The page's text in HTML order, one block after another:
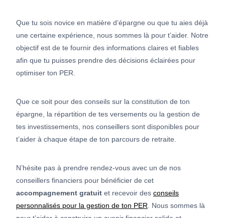
Que tu sois novice en matière d’épargne ou que tu aies déjà
une certaine expérience, nous sommes là pour t’aider. Notre
objectif est de te fournir des informations claires et fiables
afin que tu puisses prendre des décisions éclairées pour
optimiser ton PER.
Que ce soit pour des conseils sur la constitution de ton
épargne, la répartition de tes versements ou la gestion de
tes investissements, nos conseillers sont disponibles pour
t’aider à chaque étape de ton parcours de retraite.
N’hésite pas à prendre rendez-vous avec un de nos
conseillers financiers pour bénéficier de cet
accompagnement gratuit et recevoir des conseils
personnalisés pour la gestion de ton PER . Nous sommes là